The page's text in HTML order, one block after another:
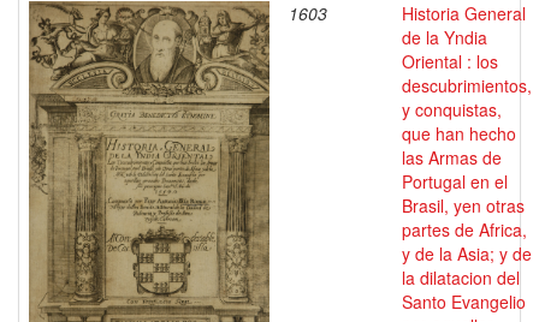
1603
Historia General
de la Yndia
Oriental : los
descubrimientos,
y conquistas,
que han hecho
las Armas de
Portugal en el
Brasil, yen otras
partes de Africa,
y de la Asia; y de
la dilatacion del
Santo Evangelio